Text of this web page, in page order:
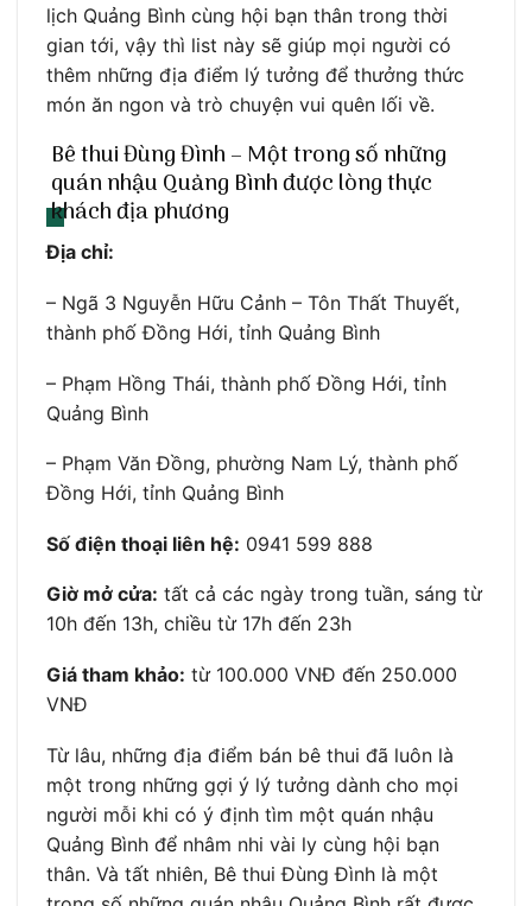
lịch Quảng Bình cùng hội bạn thân trong thời
gian tới, vậy thì list này sẽ giúp mọi người có
thêm những địa điểm lý tưởng để thưởng thức
món ăn ngon và trò chuyện vui quên lối về.
Bê thui Đùng Đình – Một trong số những
quán nhậu Quảng Bình được lòng thực
khách địa phương
Địa chỉ:
– Ngã 3 Nguyễn Hữu Cảnh – Tôn Thất Thuyết,
thành phố Đồng Hới, tỉnh Quảng Bình
– Phạm Hồng Thái, thành phố Đồng Hới, tỉnh
Quảng Bình
– Phạm Văn Đồng, phường Nam Lý, thành phố
Đồng Hới, tỉnh Quảng Bình
Số điện thoại liên hệ: 0941 599 888
Giờ mở cửa: tất cả các ngày trong tuần, sáng từ
10h đến 13h, chiều từ 17h đến 23h
Giá tham khảo: từ 100.000 VNĐ đến 250.000
VNĐ
Từ lâu, những địa điểm bán bê thui đã luôn là
một trong những gợi ý lý tưởng dành cho mọi
người mỗi khi có ý định tìm một quán nhậu
Quảng Bình để nhâm nhi vài ly cùng hội bạn
thân. Và tất nhiên, Bê thui Đùng Đình là một